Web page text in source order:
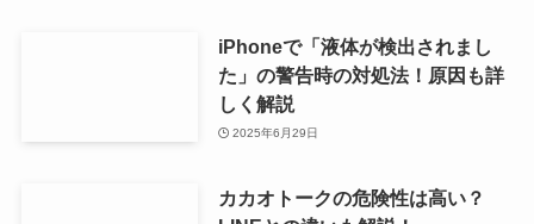
iPhoneで「液体が検出されまし
た」の警告時の対処法！原因も詳
しく解説
2025年6月29日
カカオトークの危険性は高い？